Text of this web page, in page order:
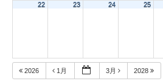
22 23 24 25
2026 1月 3月 2028